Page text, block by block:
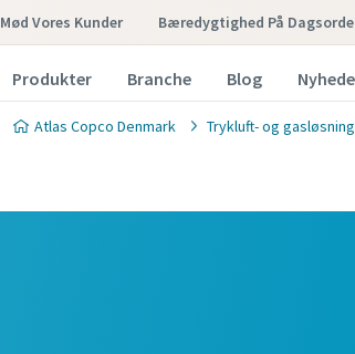
Mød Vores Kunder Bæredygtighed På
Produkter Branche Blog
Atlas Copco Denmark Trykluft- og